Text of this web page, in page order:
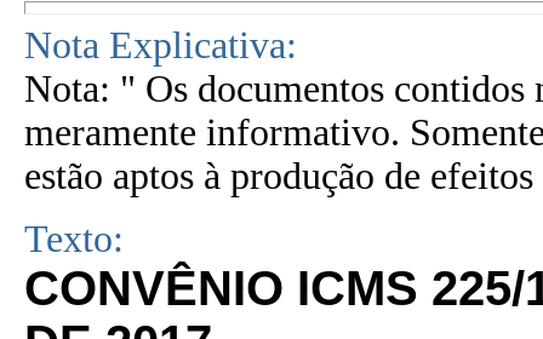
Nota Explicativa:
Nota: " Os documentos contidos
meramente informativo.
estão aptos à produção de
Texto:
CONVÊNIO ICMS